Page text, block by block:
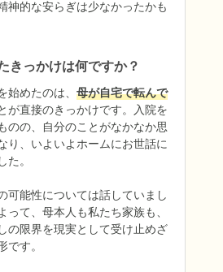
神的な安らぎは少なかったかも
きっかけは何ですか？
めたのは、 母が自宅で転んで
が直接のきっかけです。入院を
のの、自分のことがなかなか思
り、いよいよホームにお世話に
。
可能性については話していまし
って、母本人も私たち家族も、
の限界を現実として受け止めざ
です。